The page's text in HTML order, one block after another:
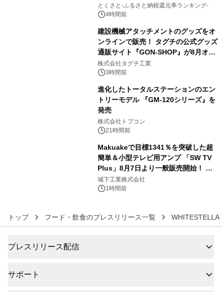
とくさと-ふるさと納税還元率ランキング-
4時間前
建設機械アタッチメントのグッズをオ
ンラインで販売！ タグチの公式グッズ
通販サイト『GON-SHOP』が8月オー
プン
株式会社タグチ工業
3時間前
進化したトータルステーションのエン
トリーモデル 『GM-120シリーズ』を
発売
株式会社トプコン
21時間前
Makuakeで目標1341％を突破した超
簡単＆小型テレビ用アンプ 「SW TV
Plus」8月7日より一般販売開始！ ケ
ーブル1本つなぐだけ、テレビの音が
ぐっと豊かに
城下工業株式会社
1時間前
トップ フード・飲食のプレスリリース一覧 WHITESTELLA
プレスリリース配信
サポート